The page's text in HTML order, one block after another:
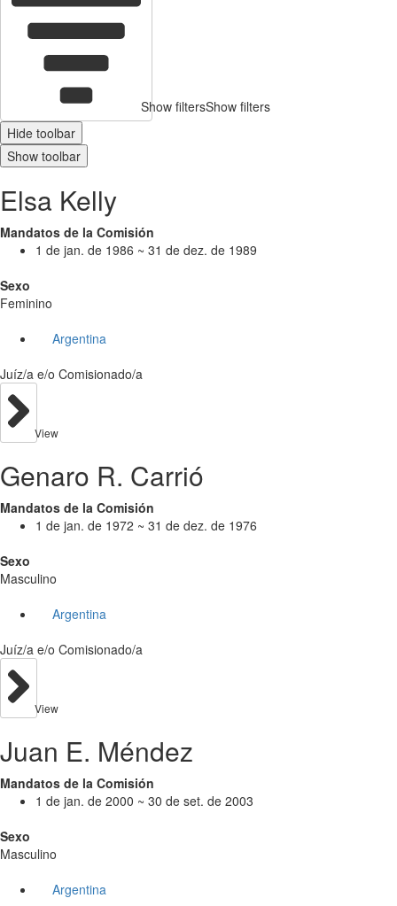
Show filtersShow filters
Hide toolbar
Show toolbar
Elsa Kelly
Mandatos de la Comisión
1 de jan. de 1986 ~ 31 de dez. de 1989
Sexo
Feminino
Argentina
Juíz/a e/o Comisionado/a
View
Genaro R. Carrió
Mandatos de la Comisión
1 de jan. de 1972 ~ 31 de dez. de 1976
Sexo
Masculino
Argentina
Juíz/a e/o Comisionado/a
View
Juan E. Méndez
Mandatos de la Comisión
1 de jan. de 2000 ~ 30 de set. de 2003
Sexo
Masculino
Argentina